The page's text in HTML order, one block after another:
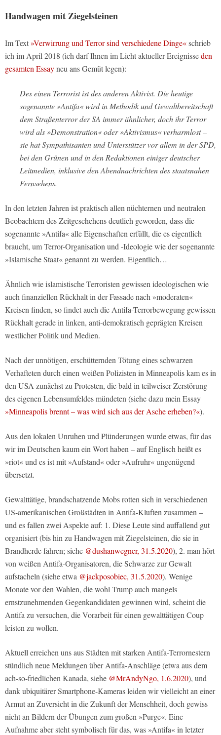
Handwagen mit Ziegelsteinen
Im Text»Verwirrung und Terror sind verschiedene Dinge«schrieb
ich im April 2018 (ich darf Ihnen im Licht aktueller Ereignisseden
gesamten Essayneu ans Gemüt legen):
Des einen Terrorist ist des anderen Aktivist. Die heutige
sogenannte »Antifa« wird in Methodik und Gewaltbereitschaft
dem Straßenterror der SA immer ähnlicher, doch ihr Terror
wird als »Demonstration« oder »Aktivismus« verharmlost –
sie hat Sympathisanten und Unterstützer vor allem in der SPD,
bei den Grünen und in den Redaktionen einiger deutscher
Leitmedien, inklusive den Abendnachrichten des staatsnahen
Fernsehens.
In den letzten Jahren ist praktisch allen nüchternen und neutralen
Beobachtern des Zeitgeschehens deutlich geworden, dass die
sogenannte »Antifa« alle Eigenschaften erfüllt, die es eigentlich
braucht, um Terror-Organisation und -Ideologie wie der sogenannte
»Islamische Staat« genannt zu werden. Eigentlich…
Ähnlich wie islamistische Terroristen gewissen ideologischen wie
auch finanziellen Rückhalt in der Fassade nach »moderaten«
Kreisen finden, so findet auch die Antifa-Terrorbewegung gewissen
Rückhalt gerade in linken, anti-demokratisch geprägten Kreisen
westlicher Politik und Medien.
Nach der unnötigen, erschütternden Tötung eines schwarzen
Verhafteten durch einen weißen Polizisten in Minneapolis kam es in
den USA zunächst zu Protesten, die bald in teilweiser Zerstörung
des eigenen Lebensumfeldes mündeten (siehe dazu mein Essay
»Minneapolis brennt – was wird sich aus der Asche erheben?«).
Aus den lokalen Unruhen und Plünderungen wurde etwas, für das
wir im Deutschen kaum ein Wort haben – auf Englisch heißt es
»riot« und es ist mit »Aufstand« oder »Aufruhr« ungenügend
übersetzt.
Gewalttätige, brandschatzende Mobs rotten sich in verschiedenen
US-amerikanischen Großstädten in Antifa-Kluften zusammen –
und es fallen zwei Aspekte auf: 1. Diese Leute sind auffallend gut
organisiert (bis hin zu Handwagen mit Ziegelsteinen, die sie in
Brandherde fahren; siehe @dushanwegner, 31.5.2020), 2. man hört
von weißen Antifa-Organisatoren, die Schwarze zur Gewalt
aufstacheln (siehe etwa @jackposobiec, 31.5.2020). Wenige
Monate vor den Wahlen, die wohl Trump auch mangels
ernstzunehmenden Gegenkandidaten gewinnen wird, scheint die
Antifa zu versuchen, die Vorarbeit für einen gewalttätigen Coup
leisten zu wollen.
Aktuell erreichen uns aus Städten mit starken Antifa-Terrornestern
stündlich neue Meldungen über Antifa-Anschläge (etwa aus dem
ach-so-friedlichen Kanada, siehe @MrAndyNgo, 1.6.2020), und
dank ubiquitärer Smartphone-Kameras leiden wir vielleicht an einer
Armut an Zuversicht in die Zukunft der Menschheit, doch gewiss
nicht an Bildern der Übungen zum großen »Purge«. Eine
Aufnahme aber steht symbolisch für das, was »Antifa« in letzter